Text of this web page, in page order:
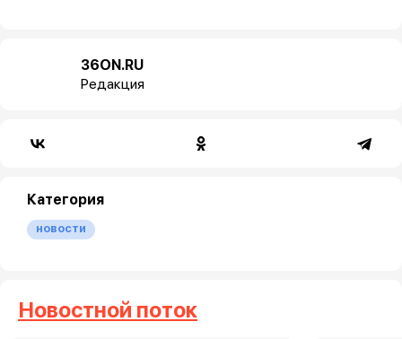
36ON.RU
Редакция
Категория
новости
Новостной поток